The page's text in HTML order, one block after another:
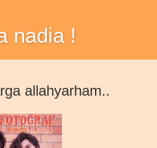
nadia !
allahyarham..